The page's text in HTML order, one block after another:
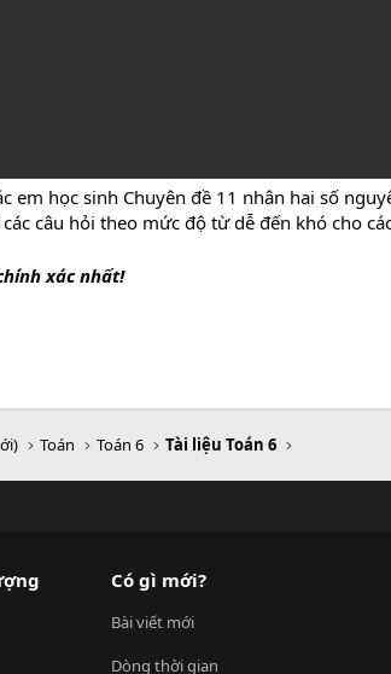
em học sinh Chuyên đề 11 nhân hai số
câu hỏi theo mức độ từ dễ đến khó cho
xác nhất!
Toán Toán 6 Tài liệu Toán 6
Có gì mới?
Bài viết mới
Dòng thời gian